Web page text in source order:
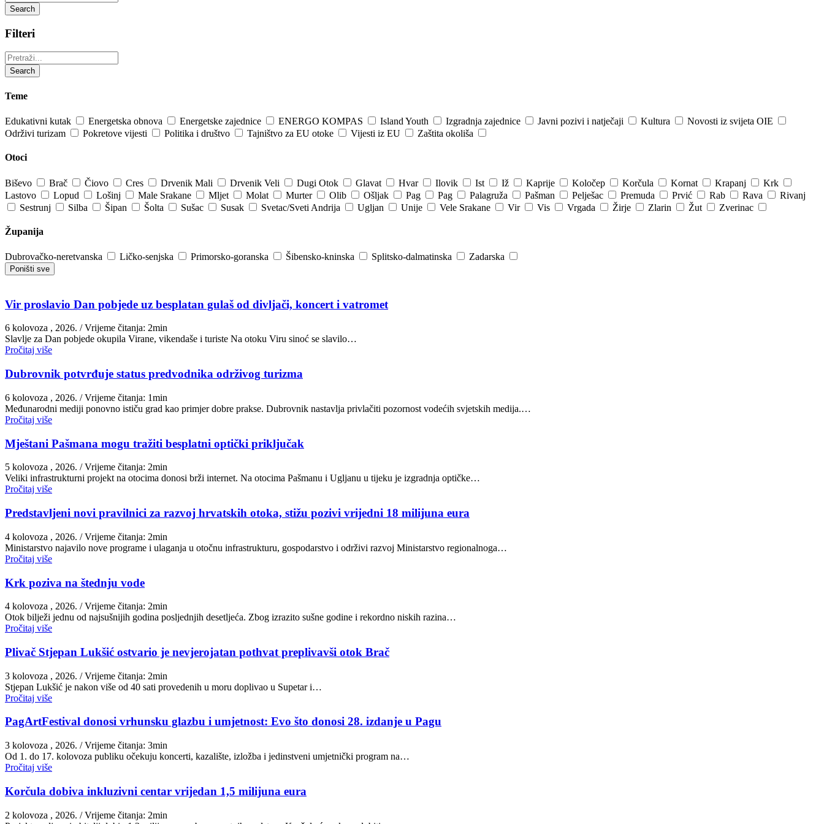
Search
Filteri
Pretraži:
Search
Teme
Edukativni kutak Energetska obnova Energetske zajednice ENERGO KOMPAS Island Youth Izgradnja zajednice Javni pozivi i natječaji Kultura
Novosti iz svijeta OIE
Održivi turizam
Pokretove vijesti Politika i društvo Tajništvo za EU otoke Vijesti iz EU Zaštita okoliša
Otoci
Biševo Brač Čiovo Cres Drvenik Mali Drvenik Veli Dugi Otok Glavat Hvar Ilovik Ist Iž Kaprije Koločep Korčula Kornat Krapanj
Krk
Lastovo
Lopud Lošinj Male Srakane Mljet Molat Murter Olib Ošljak Pag Pag Palagruža Pašman Pelješac Premuda Prvić Rab Rava
Rivanj
Sestrunj
Silba Šipan Šolta Sušac Susak Svetac/Sveti Andrija Ugljan Unije Vele Srakane Vir Vis Vrgada Žirje Zlarin Žut Zverinac
Županija
Dubrovačko-neretvanska Ličko-senjska Primorsko-goranska Šibensko-kninska Splitsko-dalmatinska Zadarska
Poništi sve
Vir proslavio Dan pobjede uz besplatan gulaš od divljači, koncert i vatromet
6 kolovoza , 2026. / Vrijeme čitanja: 2min
Slavlje za Dan pobjede okupila Virane, vikendaše i turiste Na otoku Viru sinoć se slavilo…
Pročitaj više
Dubrovnik potvrđuje status predvodnika održivog turizma
6 kolovoza , 2026. / Vrijeme čitanja: 1min
Međunarodni mediji ponovno ističu grad kao primjer dobre prakse. Dubrovnik nastavlja privlačiti pozornost vodećih svjetskih medija.…
Pročitaj više
Mještani Pašmana mogu tražiti besplatni optički priključak
5 kolovoza , 2026. / Vrijeme čitanja: 2min
Veliki infrastrukturni projekt na otocima donosi brži internet. Na otocima Pašmanu i Ugljanu u tijeku je izgradnja optičke…
Pročitaj više
Predstavljeni novi pravilnici za razvoj hrvatskih otoka, stižu pozivi vrijedni 18 milijuna eura
4 kolovoza , 2026. / Vrijeme čitanja: 2min
Ministarstvo najavilo nove programe i ulaganja u otočnu infrastrukturu, gospodarstvo i održivi razvoj Ministarstvo regionalnoga…
Pročitaj više
Krk poziva na štednju vode
4 kolovoza , 2026. / Vrijeme čitanja: 2min
Otok bilježi jednu od najsušnijih godina posljednjih desetljeća. Zbog izrazito sušne godine i rekordno niskih razina…
Pročitaj više
Plivač Stjepan Lukšić ostvario je nevjerojatan pothvat preplivavši otok Brač
3 kolovoza , 2026. / Vrijeme čitanja: 2min
St​jepan Lukšić je nakon više od 40 sati provedenih u moru doplivao u Supetar i…
Pročitaj više
PagArtFestival donosi vrhunsku glazbu i umjetnost: Evo što donosi 28. izdanje u Pagu
3 kolovoza , 2026. / Vrijeme čitanja: 3min
Od 1. do 17. kolovoza publiku očekuju koncerti, kazalište, izložba i jedinstveni umjetnički program na…
Pročitaj više
Korčula dobiva inkluzivni centar vrijedan 1,5 milijuna eura
2 kolovoza , 2026. / Vrijeme čitanja: 2min